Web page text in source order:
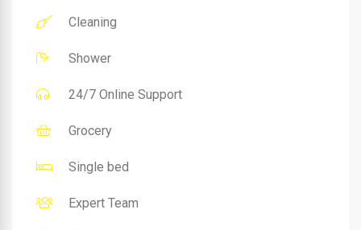
Cleaning
Shower
24/7 Online Support
Grocery
Single bed
Expert Team